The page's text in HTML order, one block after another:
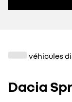
véhicules
Dacia